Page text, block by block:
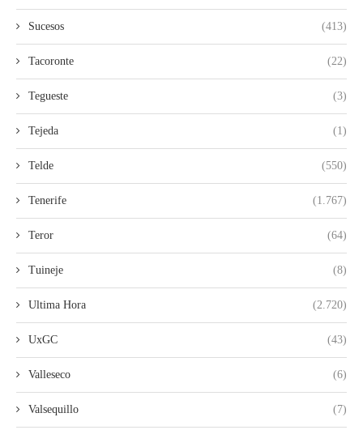
Sucesos (413)
Tacoronte (22)
Tegueste (3)
Tejeda (1)
Telde (550)
Tenerife (1.767)
Teror (64)
Tuineje (8)
Ultima Hora (2.720)
UxGC (43)
Valleseco (6)
Valsequillo (7)